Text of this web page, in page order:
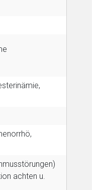
achten u.